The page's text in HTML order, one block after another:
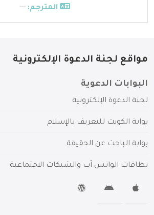
المترجم: ---
مواقع لجنة الدعوة الإلكترونية
البوابات الدعوية
لجنة الدعوة الإلكترونية
بوابة الكويت للتعريف بالإسلام
بوابة الباحث عن الحقيقة
بطاقات الواتس آب والشبكات الاجتماعية